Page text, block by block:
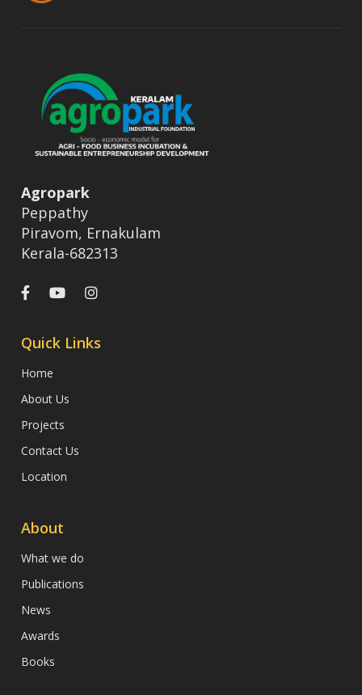
Agropark
Peppathy
Piravom, Ernakulam
Kerala-682313
Quick Links
Home
About Us
Projects
Contact Us
Location
About
What we do
Publications
News
Awards
Books